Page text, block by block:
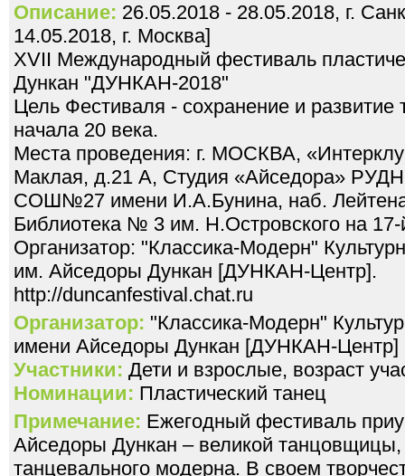
Описание: 26.05.2018 - 28.05.2018, г.
14.05.2018, г. Москва]
XVII Международный фестиваль
Дункан "ДУНКАН-2018"
Цель Фестиваля - сохранение и
начала 20 века.
Места проведения: г. МОСКВА,
Маклая, д.21 А, Студия «Айседора»
СОШ№27 имени И.А.Бунина, наб.
Библиотека № 3 им. Н.Островского на
Организатор: "Классика-Модерн"
им. Айседоры Дункан [ДУНКАН-Центр].
http://duncanfestival.chat.ru
Организатор: "Классика-Модерн"
имени Айседоры Дункан [ДУHКАH-Центр]
Участники: Дети и взрослые, возраст
Номинации: Пластический танец
Примечание: Ежегодный фестиваль
Айседоры Дункан – великой
танцевального модерна. В своем